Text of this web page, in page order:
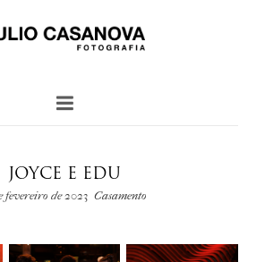
JOYCE E EDU
fevereiro de 2023 Casamento